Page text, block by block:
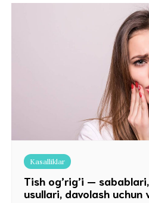
Kasalliklar
Tish og’rig’i —
usullari, davolash uchun